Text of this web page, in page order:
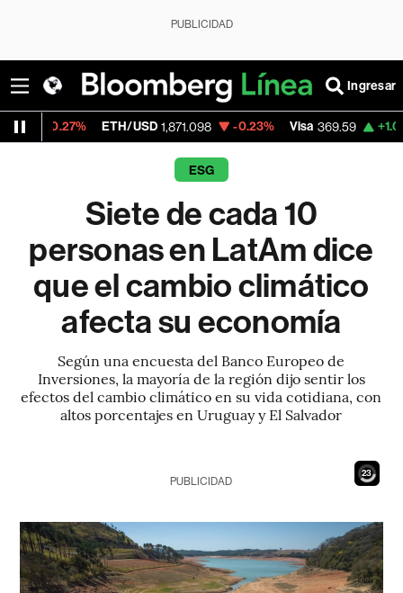
PUBLICIDAD
Ingresar
ETH/USD 1,871.098 -0.23% Visa 369.59 +1.07%
ESG
Siete de cada 10
personas en LatAm dice
que el cambio climático
afecta su economía
Según una encuesta del Banco Europeo de
Inversiones, la mayoría de la región dijo sentir los
efectos del cambio climático en su vida cotidiana, con
altos porcentajes en Uruguay y El Salvador
21
PUBLICIDAD